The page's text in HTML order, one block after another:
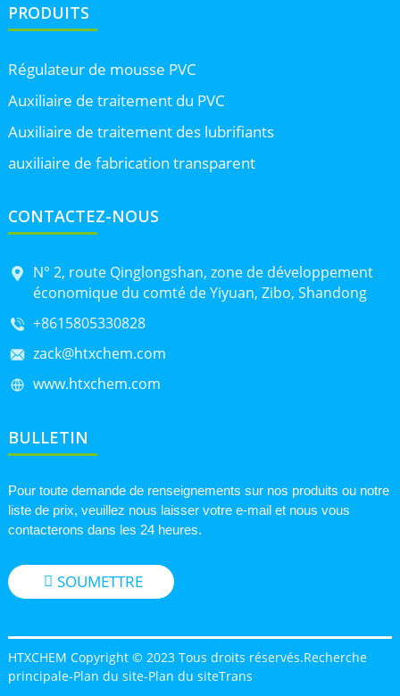
PRODUITS
Régulateur de mousse PVC
Auxiliaire de traitement du PVC
Auxiliaire de traitement des lubrifiants
auxiliaire de fabrication transparent
CONTACTEZ-NOUS
N° 2, route Qinglongshan, zone de développement
économique du comté de Yiyuan, Zibo, Shandong
+8615805330828
zack@htxchem.com
www.htxchem.com
BULLETIN
Pour toute demande de renseignements sur nos produits ou notre
liste de prix, veuillez nous laisser votre e-mail et nous vous
contacterons dans les 24 heures.
SOUMETTRE
HTXCHEM Copyright © 2023 Tous droits réservés.Recherche
principale-Plan du site-Plan du siteTrans